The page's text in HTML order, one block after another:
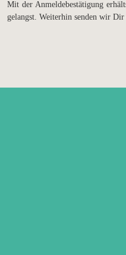
Mit der Anmeldebestätigung
gelangst. Weiterhin senden wir Dir